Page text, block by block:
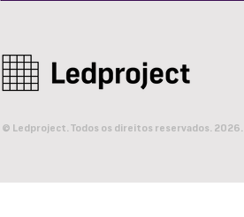
© Ledproject. Todos os direitos reservados. 2026.